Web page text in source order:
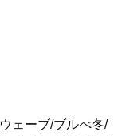
ェーブ/ブルべ冬/